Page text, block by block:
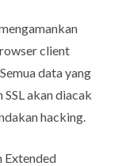
client
data yang
akan diacak
hacking.
Extended